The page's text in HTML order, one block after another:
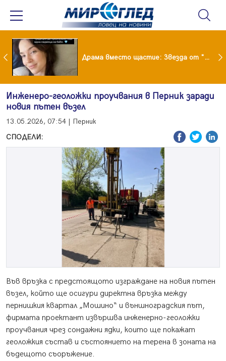
Лияна пропищя от изкуствения интелект Драма вместо щастие: Звезда от "Татковци" е в болница с високорискова бременност
Инженеро-геоложки проучвания в Перник заради
новия пътен възел
13.05.2026, 07:54 | Перник
СПОДЕЛИ:
Във връзка с предстоящото изграждане на новия пътен
възел, който ще осигури директна връзка между
пернишкия квартал „Мошино“ и външноградския път,
фирмата проектант извършва инженерно-геоложки
проучвания чрез сондажни ядки, които ще покажат
геоложкия състав и състоянието на терена в зоната на
бъдещото съоръжение.